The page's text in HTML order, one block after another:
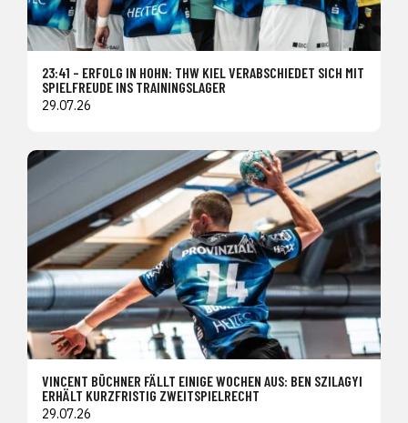
23:41 – ERFOLG IN HOHN: THW KIEL VERABSCHIEDET SICH MIT
SPIELFREUDE INS TRAININGSLAGER
29.07.26
VINCENT BÜCHNER FÄLLT EINIGE WOCHEN AUS: BEN SZILAGYI
ERHÄLT KURZFRISTIG ZWEITSPIELRECHT
29.07.26